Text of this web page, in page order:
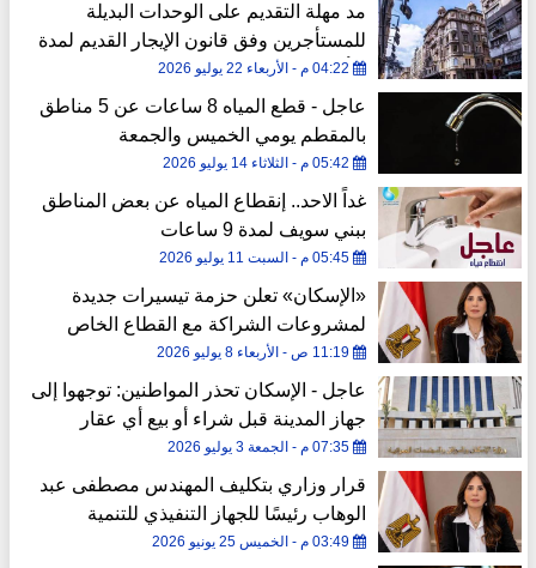
مد مهلة التقديم على الوحدات البديلة
للمستأجرين وفق قانون الإيجار القديم لمدة
3 أشهر04:22 م - الأربعاء 22 يوليو 2026
عاجل - قطع المياه 8 ساعات عن 5 مناطق
بالمقطم يومي الخميس والجمعة
05:42 م - الثلاثاء 14 يوليو 2026
غداً الاحد.. إنقطاع المياه عن بعض المناطق
ببني سويف لمدة 9 ساعات
05:45 م - السبت 11 يوليو 2026
«الإسكان» تعلن حزمة تيسيرات جديدة
لمشروعات الشراكة مع القطاع الخاص
11:19 ص - الأربعاء 8 يوليو 2026
عاجل - الإسكان تحذر المواطنين: توجهوا إلى
جهاز المدينة قبل شراء أو بيع أي عقار
07:35 م - الجمعة 3 يوليو 2026
قرار وزاري بتكليف المهندس مصطفى عبد
الوهاب رئيسًا للجهاز التنفيذي للتنمية
السياحية
03:49 م - الخميس 25 يونيو 2026